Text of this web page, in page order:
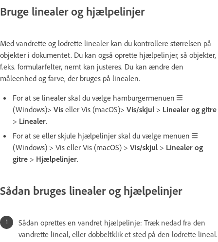
Bruge linealer og hjælpelinjer
Med vandrette og lodrette linealer kan du kontrollere størrelsen på
objekter i dokumentet. Du kan også oprette hjælpelinjer, så objekter,
f.eks. formularfelter, nemt kan justeres. Du kan ændre den
måleenhed og farve, der bruges på linealen.
For at se linealer skal du vælge hamburgermenuen
(Windows)> Vis eller Vis (macOS)> Vis/skjul > Linealer og gitre
> Linealer.
For at se eller skjule hjælpelinjer skal du vælge menuen
(Windows) > Vis eller Vis (macOS) > Vis/skjul > Linealer og
gitre > Hjælpelinjer.
Sådan bruges linealer og hjælpelinjer
Sådan oprettes en vandret hjælpelinje: Træk nedad fra den
vandrette lineal, eller dobbeltklik et sted på den lodrette lineal.